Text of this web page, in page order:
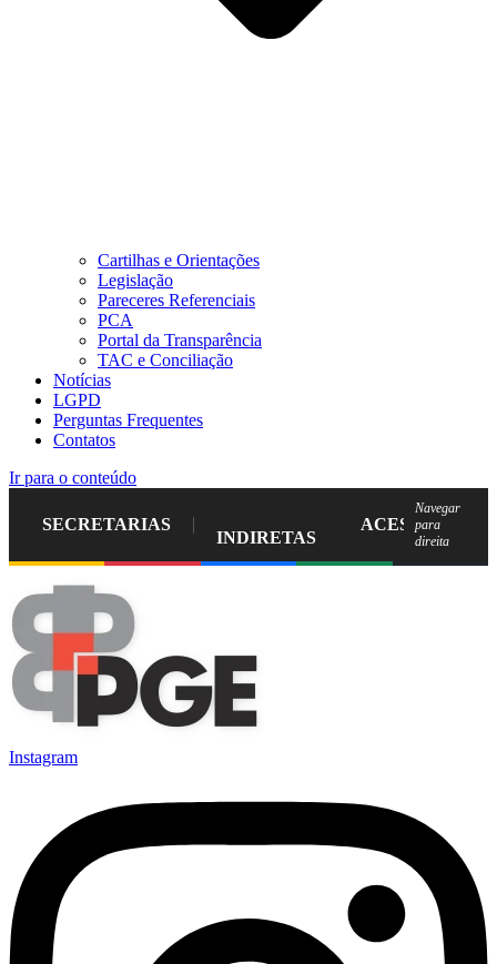
Cartilhas e Orientações
Legislação
Pareceres Referenciais
PCA
Portal da Transparência
TAC e Conciliação
Notícias
LGPD
Perguntas Frequentes
Contatos
Ir para o conteúdo
SECRETARIAS
INDIRETAS
ACESSO À
Navegar
para
direita
Instagram